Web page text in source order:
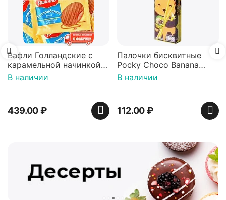
с
Палочки бисквитные
Pocky Choco Banana
25гр
В наличии
112.00
150 г
В наличии
74.00₽